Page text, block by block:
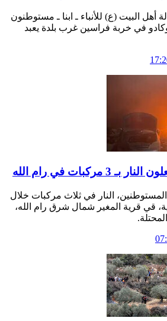
أهل البيت (ع) للأنباء ـ ابنا ـ مستوطنون
في خربة فراسين غرب بلدة يعبد
مركبات في رام الله
النار في ثلاث مركبات خلال
قي قرية المغير شمال شرق رام الله،